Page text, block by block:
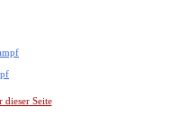
dieser Seite